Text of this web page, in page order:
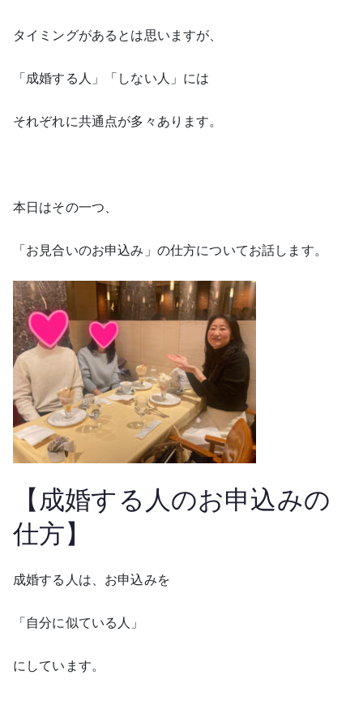
タイミングがあるとは思いますが、
「成婚する人」「しない人」には
それぞれに共通点が多々あります。
本日はその一つ、
「お見合いのお申込み」の仕方についてお話します。
【成婚する人のお申込みの
仕方】
成婚する人は、お申込みを
「自分に似ている人」
にしています。